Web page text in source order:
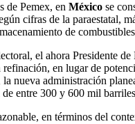
de Pemex, en México se
cifras de la paraestatal,
de
el ahora Presidente
refinación, en lugar de
la nueva administración
entre 300 y 600 mil
en términos del